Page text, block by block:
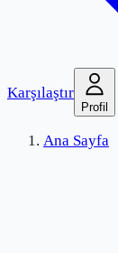
Karşılaştır
Profil
Ana Sayfa